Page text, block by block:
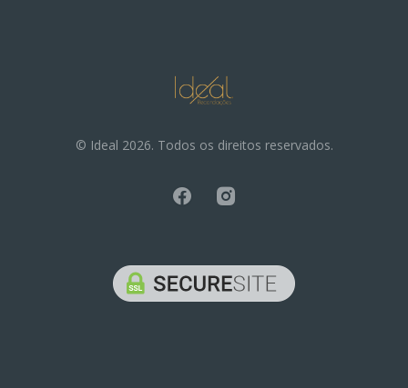
© Ideal 2026. Todos os direitos reservados.